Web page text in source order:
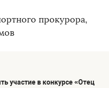
прокурора,
участие в конкурсе «Отец